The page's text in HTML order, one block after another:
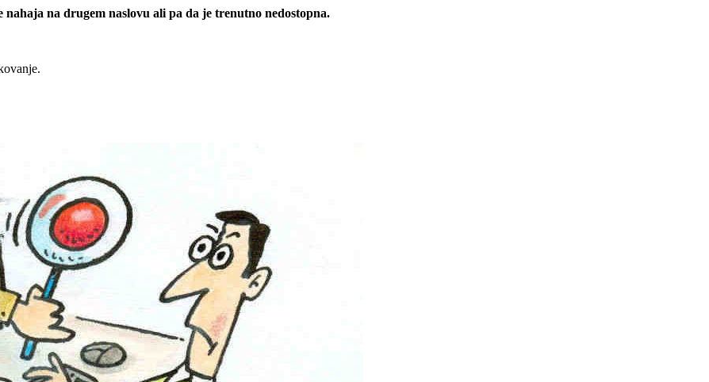
na drugem naslovu ali pa da je trenutno nedostopna.